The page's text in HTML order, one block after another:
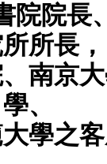
院院長
所長，
南京
學、
學之